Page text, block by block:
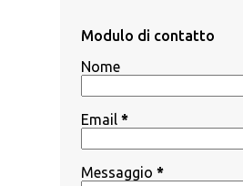
Modulo di contatto
Nome
Email *
Messaggio *